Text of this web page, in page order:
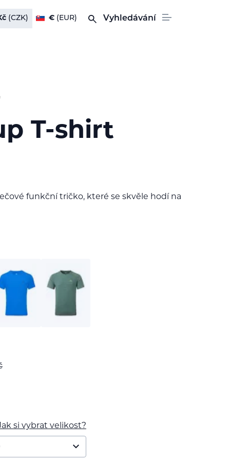
(CZK) € (EUR) Vyhledávání
T-shirt
funkční tričko, které se skvěle hodí na
si vybrat velikost?